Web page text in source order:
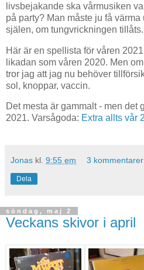
livsbejakande ska vårmusiken
på party? Man måste ju få
själen, om tungvrickningen tillåts.
Här är en spellista för våren
likadan som våren 2020. Men
tror jag att jag nu behöver
sol, knoppar, vaccin.
Det mesta är gammalt - men det
2021. Varsågoda: Extra allts vår
Jonas kl. 9:55 em 3
Dela
söndag, maj 2
Veckans skivor i april